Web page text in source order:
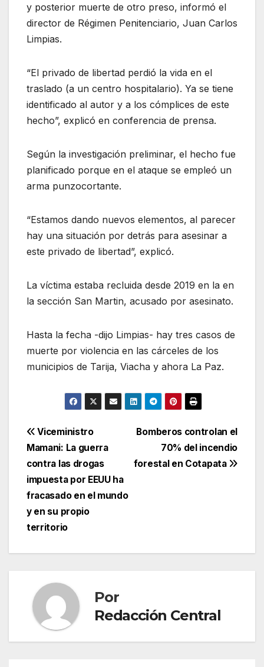
y posterior muerte de otro preso, informó el
director de Régimen Penitenciario, Juan Carlos
Limpias.
“El privado de libertad perdió la vida en el
traslado (a un centro hospitalario). Ya se tiene
identificado al autor y a los cómplices de este
hecho”, explicó en conferencia de prensa.
Según la investigación preliminar, el hecho fue
planificado porque en el ataque se empleó un
arma punzocortante.
“Estamos dando nuevos elementos, al parecer
hay una situación por detrás para asesinar a
este privado de libertad”, explicó.
La víctima estaba recluida desde 2019 en la en
la sección San Martin, acusado por asesinato.
Hasta la fecha -dijo Limpias- hay tres casos de
muerte por violencia en las cárceles de los
municipios de Tarija, Viacha y ahora La Paz.
Navegación
de
entradas
Bomberos controlan el
70% del incendio
forestal en Cotapata
Viceministro
Mamani: La guerra
contra las drogas
impuesta por EEUU ha
fracasado en el mundo
y en su propio
territorio
Por
Redacción Central